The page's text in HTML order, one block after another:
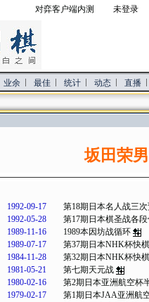
对弈客户端内测 未登录
业余 最佳 统计 动态
直播
坂田荣
1992-09-17
第18期日本名人战三
1992-05-28
第17期日本棋圣战各
1989-11-16
1989本因坊战循环
1989-07-17
第37期日本NHK杯快
1984-11-28
第32期日本NHK杯快
1981-05-21
第七期天元战
1980-02-16
第2期日本亚洲航空杯
1979-02-17
第1期日本JAA亚洲航